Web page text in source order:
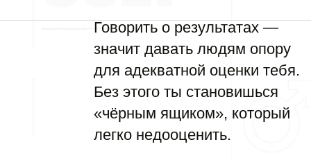
Говорить о результатах —
значит давать людям опору
для адекватной оценки тебя.
Без этого ты становишься
«чёрным ящиком», который
легко недооценить.